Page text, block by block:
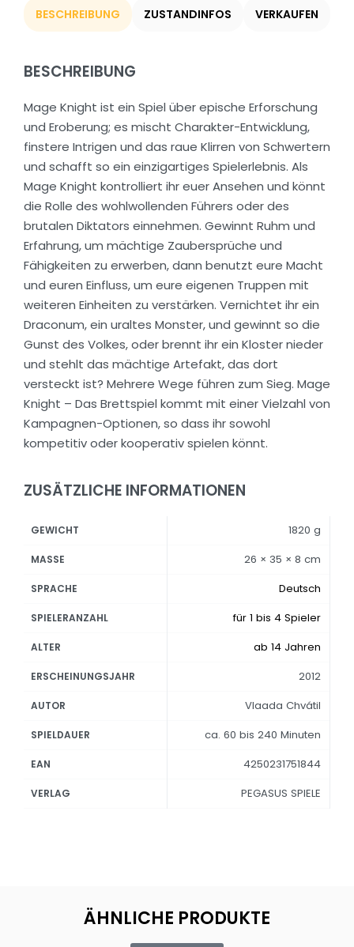
BESCHREIBUNG ZUSTANDINFOS VERKAUFEN
BESCHREIBUNG
Mage Knight ist ein Spiel über epische Erforschung
und Eroberung; es mischt Charakter-Entwicklung,
finstere Intrigen und das raue Klirren von Schwertern
und schafft so ein einzigartiges Spielerlebnis. Als
Mage Knight kontrolliert ihr euer Ansehen und könnt
die Rolle des wohlwollenden Führers oder des
brutalen Diktators einnehmen. Gewinnt Ruhm und
Erfahrung, um mächtige Zaubersprüche und
Fähigkeiten zu erwerben, dann benutzt eure Macht
und euren Einfluss, um eure eigenen Truppen mit
weiteren Einheiten zu verstärken. Vernichtet ihr ein
Draconum, ein uraltes Monster, und gewinnt so die
Gunst des Volkes, oder brennt ihr ein Kloster nieder
und stehlt das mächtige Artefakt, das dort
versteckt ist? Mehrere Wege führen zum Sieg. Mage
Knight – Das Brettspiel kommt mit einer Vielzahl von
Kampagnen-Optionen, so dass ihr sowohl
kompetitiv oder kooperativ spielen könnt.
ZUSÄTZLICHE INFORMATIONEN
GEWICHT 1820 g
MASSE 26 × 35 × 8 cm
SPRACHE Deutsch
SPIELERANZAHL für 1 bis 4 Spieler
ALTER ab 14 Jahren
ERSCHEINUNGSJAHR 2012
AUTOR Vlaada Chvátil
SPIELDAUER ca. 60 bis 240 Minuten
EAN 4250231751844
VERLAG PEGASUS SPIELE
ÄHNLICHE PRODUKTE